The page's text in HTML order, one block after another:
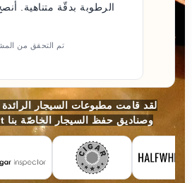
الرطوبة بدقّة متناهية.
تم التحقق من
لقد قامت مطبوعات السيجار
على HumidorDiscount وصناديق حفظ السيجار الخاصّة بنا